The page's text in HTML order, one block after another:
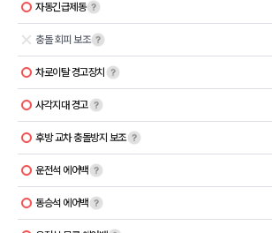
자동긴급제동
충돌 회피 보조
차로이탈 경고장치
사각지대 경고
후방 교차 충돌방지 보조
운전석 에어백
동승석 에어백